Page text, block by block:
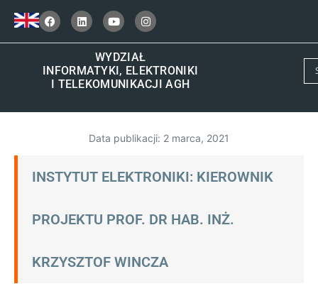
WYDZIAŁ
INFORMATYKI, ELEKTRONIKI
I TELEKOMUNIKACJI AGH
Data publikacji: 2 marca, 2021
INSTYTUT ELEKTRONIKI: KIEROWNIK
PROJEKTU PROF. DR HAB. INŻ.
KRZYSZTOF WINCZA